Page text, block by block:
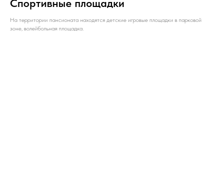
Спортивные площадки
На территории пансионата находятся детские игровые площадки в парковой
зоне, волейбольная площадка.